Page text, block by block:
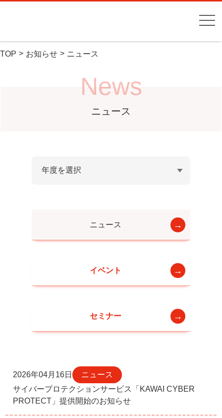
TOP お知らせ ニュース
News
ニュース
ニュース
イベント
セミナー
2026年04月16日
ニュース
サイバープロテクションサービス「KAWAI CYBER
PROTECT」提供開始のお知らせ